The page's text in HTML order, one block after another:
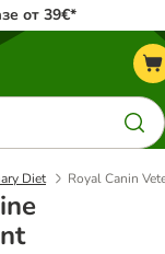
от 39€*
Diet Royal Canin